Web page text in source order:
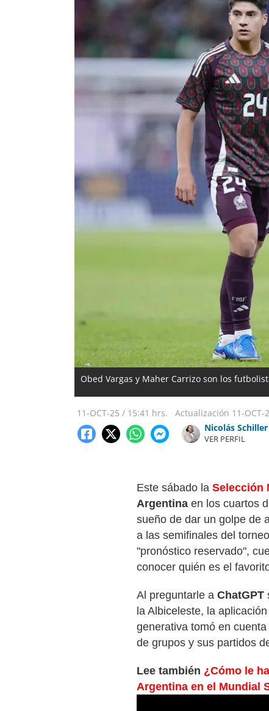
Obed Vargas y Maher Carrizo son los
11-OCT-25 / 15:41 hrs. Actualización 11-OCT-
Nicolás
VER PERFIL
Este sábado la Selección
Argentina en los cuartos
sueño de dar un golpe de
a las semifinales del
"pronóstico reservado",
conocer quién es el
Al preguntarle a ChatGPT
la Albiceleste, la
generativa tomó en
de grupos y sus partidos
Lee también ¿Cómo le
Argentina en el Mundial